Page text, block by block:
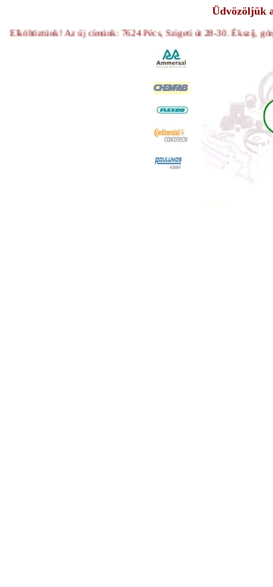
Üdvözöljük
Az új címünk: 7624 Pécs, Szigeti út 28-30. Ékszíj,